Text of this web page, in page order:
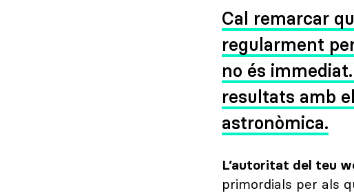
Cal remarcar
regularment
no és
resultats amb
astronòmica.
L’autoritat del teu
primordials per als